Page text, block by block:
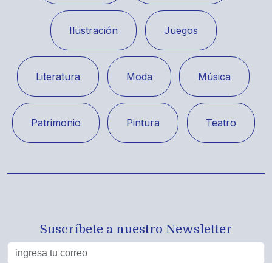
Ilustración Juegos
Literatura Moda Música
Patrimonio Pintura Teatro
Suscríbete a nuestro Newsletter